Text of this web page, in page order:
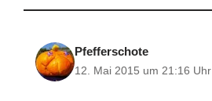
Pfefferschote
12. Mai 2015 um 21:16 Uhr